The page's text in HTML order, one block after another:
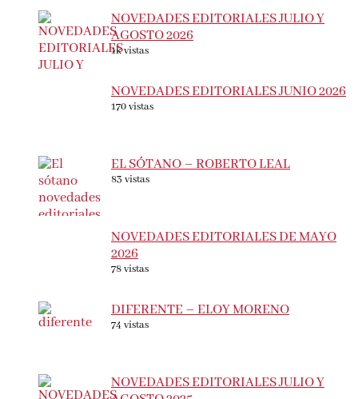
NOVEDADES EDITORIALES JULIO Y
AGOSTO 2026
1k vistas
NOVEDADES EDITORIALES JUNIO 2026
170 vistas
EL SÓTANO – ROBERTO LEAL
83 vistas
NOVEDADES EDITORIALES DE MAYO
2026
78 vistas
DIFERENTE – ELOY MORENO
74 vistas
NOVEDADES EDITORIALES JULIO Y